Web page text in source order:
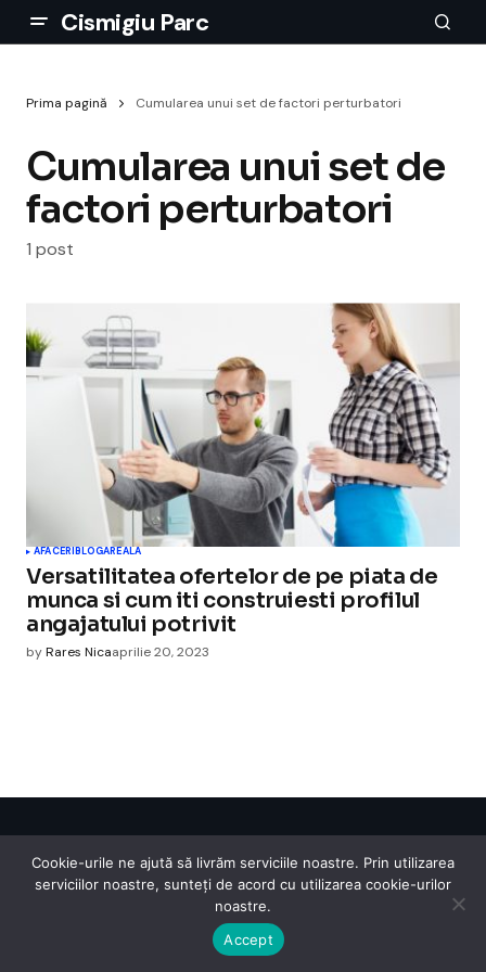
Cismigiu Parc
Prima pagină Cumularea unui set de factori perturbatori
Cumularea unui set de
factori perturbatori
1 post
AFACERIBLOGAREALA
Versatilitatea ofertelor de pe piata de
munca si cum iti construiesti profilul
angajatului potrivit
byRares Nicaaprilie 20, 2023
Cismigiu Parc
© 2024 CismigiuParc. All Rights Reserved.
InternetLegislatieMedicalModaSarbatori TelefoaneContact
Cookie-urile ne ajută să livrăm serviciile noastre. Prin utilizarea
serviciilor noastre, sunteți de acord cu utilizarea cookie-urilor
noastre.
Accept